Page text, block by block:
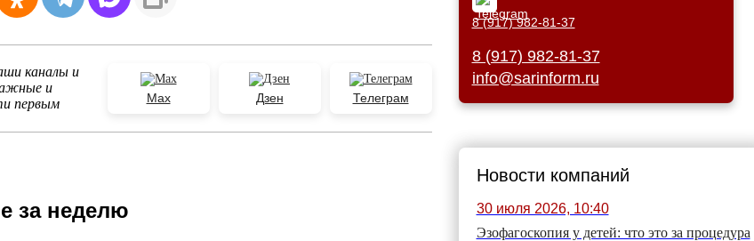
каналы и
и
первым
Max Дзен Телеграм
за неделю
8 (917) 982-81-37
8 (917) 982-81-37
info@sarinform.ru
Новости компаний
30 июля 2026, 10:40
Эзофагоскопия у детей: что это за процедура